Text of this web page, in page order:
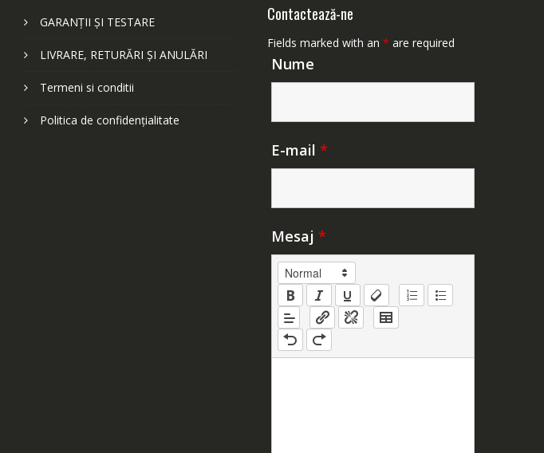
GARANȚII ȘI TESTARE
LIVRARE, RETURĂRI ȘI ANULĂRI
Termeni si conditii
Politica de confidențialitate
Contactează-ne
Fields marked with an * are required
Nume
E-mail *
Mesaj *